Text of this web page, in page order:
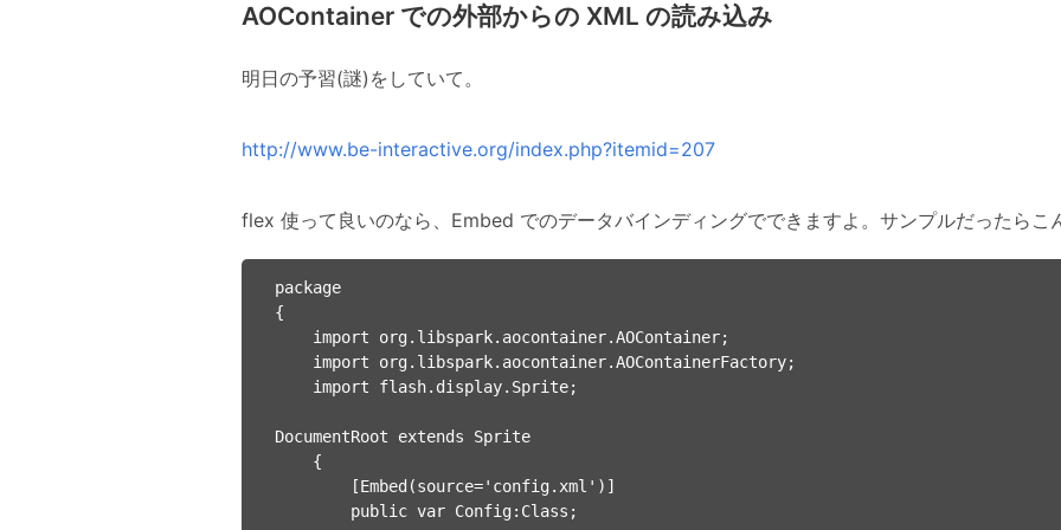
AOContainer での外部からの XML の読み込み
明日の予習(謎)をしていて。
http://www.be-interactive.org/index.php?itemid=207
flex 使って良いのなら、Embed でのデータバインディングでできますよ。サンプルだったらこ
package
{
DocumentRoot extends Sprite